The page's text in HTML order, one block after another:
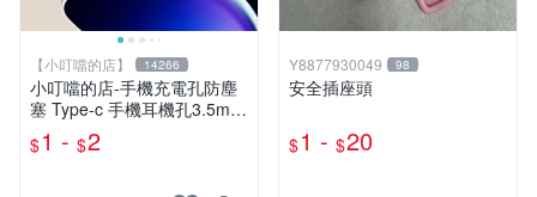
【小叮噹的店】 14266
小叮噹的店-手機充電孔防塵
塞 Type-c 手機耳機孔3.5mm
E75
$1 - $2
Y8877930049 98
安全插座頭
$1 - $20